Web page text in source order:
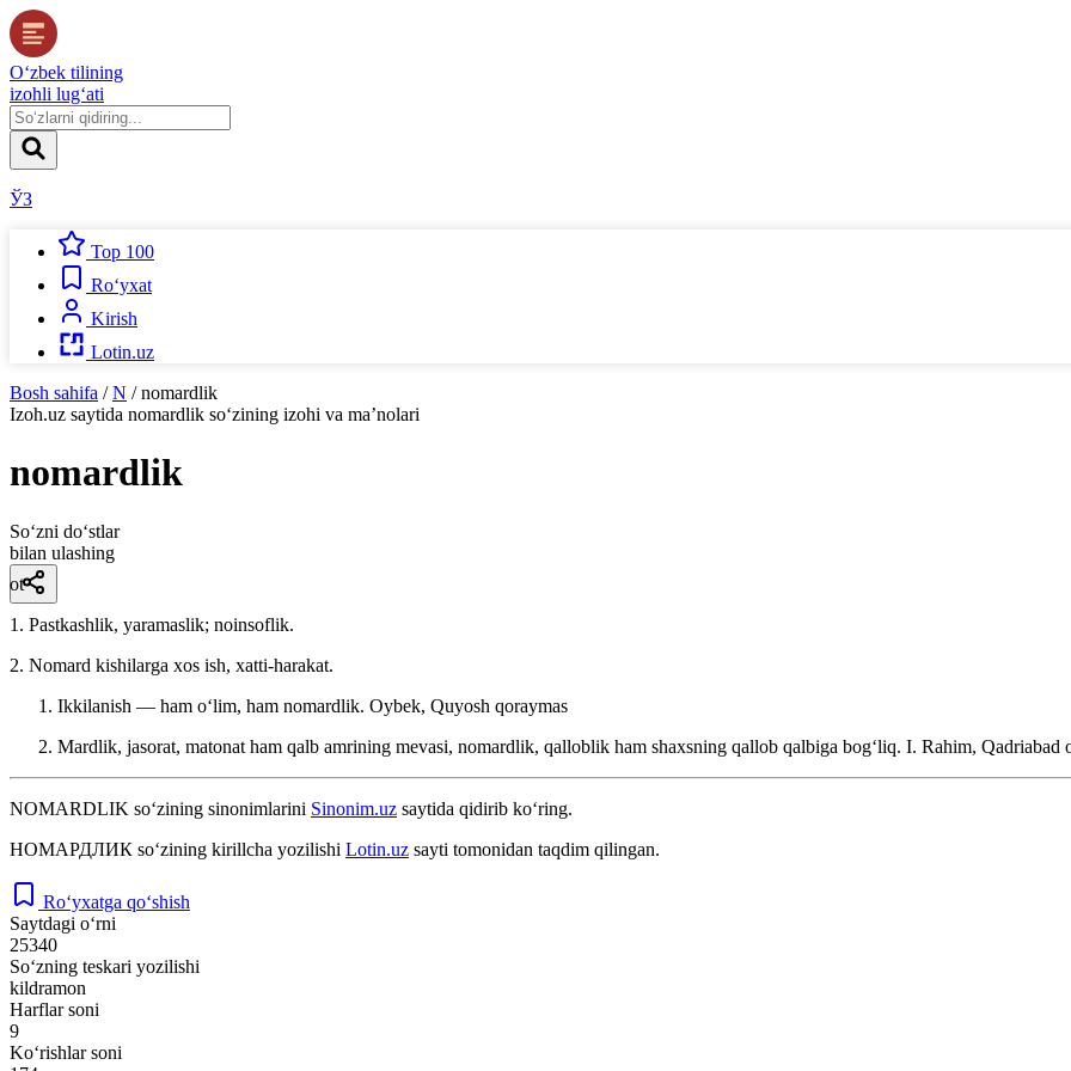
O‘zbek tilining
izohli lug‘ati
ЎЗ
Top 100
Ro‘yxat
Kirish
Lotin.uz
Bosh sahifa / N / nomardlik
Izoh.uz saytida nomardlik so‘zining izohi va ma’nolari
nomardlik
So‘zni do‘stlar
bilan ulashing
ot
1. Pastkashlik, yaramaslik; noinsoflik.
2. Nomard kishilarga xos ish, xatti-harakat.
Ikkilanish — ham oʻlim, ham nomardlik. Oybek, Quyosh qoraymas
Mardlik, jasorat, matonat ham qalb amrining mevasi, nomardlik, qalloblik ham shaxsning qallob qalbiga bogʻliq. I. Rahim, Qadriabad
NOMARDLIK so‘zining sinonimlarini Sinonim.uz saytida qidirib ko‘ring.
НОМАРДЛИК so‘zining kirillcha yozilishi Lotin.uz sayti tomonidan taqdim qilingan.
Ro‘yxatga qo‘shish
Saytdagi o‘rni
25340
So‘zning teskari yozilishi
kildramon
Harflar soni
9
Ko‘rishlar soni